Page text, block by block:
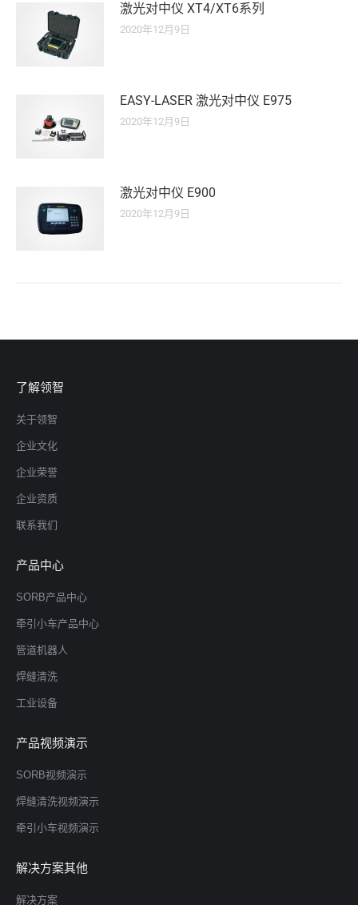
激光对中仪 XT4/XT6系列
2020年12月9日
EASY-LASER 激光对中仪 E975
2020年12月9日
激光对中仪 E900
2020年12月9日
了解领智
关于领智
企业文化
企业荣誉
企业资质
联系我们
产品中心
SORB产品中心
牵引小车产品中心
管道机器人
焊缝清洗
工业设备
产品视频演示
SORB视频演示
焊缝清洗视频演示
牵引小车视频演示
解决方案其他
解决方案